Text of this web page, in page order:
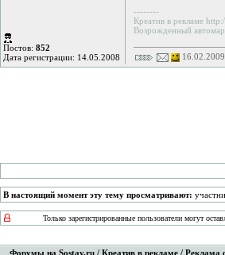
Постов: 852
Дата регистрации: 14.05.2008
--------
Креатив в рекламе
Возрожденный
В настоящий момент эту тему просматривают:
Только зарегистрированные пользователи могут
Форумы на Sostav.ru / Креатив в рекламе / Реклама